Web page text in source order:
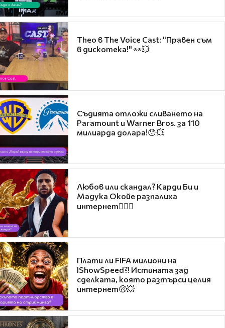
Theo в The Voice Cast: "Правен съм
в дискотека!" 👀💥
Съдията отложи сливането на
Paramount и Warner Bros. за 110
милиарда долара!😯💥
Любов или скандал? Карди Би и
Мадука Окойе разпалиха
интернет❤️‍🔥🔥
Плати ли FIFA милиони на
IShowSpeed?! Истината зад
сделката, която разтърси целия
интернет🤑💥